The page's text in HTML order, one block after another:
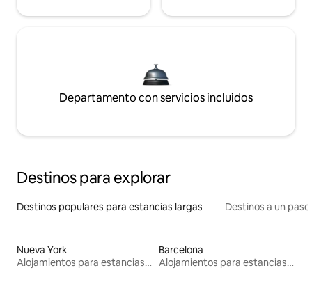
Departamento con servicios incluidos
Destinos para explorar
Destinos populares para estancias largas Destinos a un
Nueva York
Alojamientos para estancias largas
Barcelona
Alojamientos para estancias largas